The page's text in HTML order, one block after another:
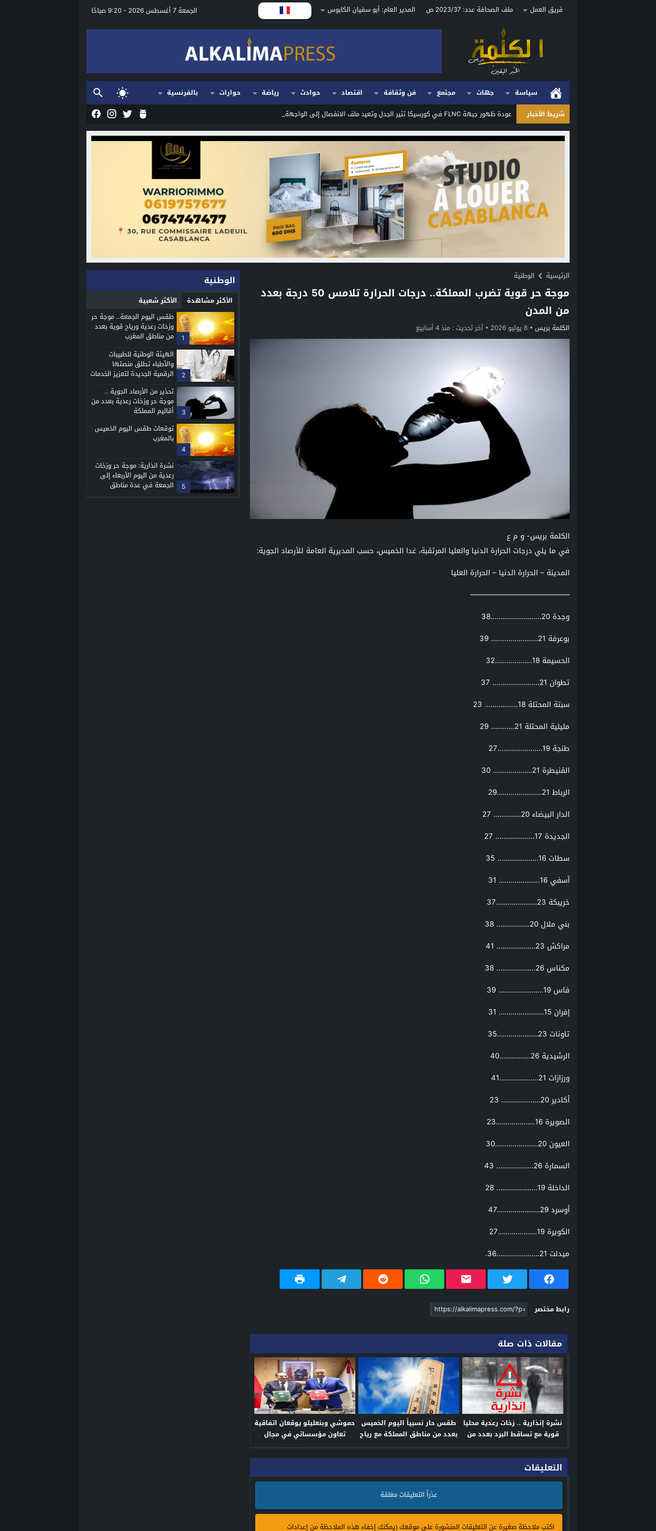
فريق العمل ملف الصحافة عدد: 2023/37 ص المدير العام: أبو سفيان الكابوس الجمعة 7 أغسطس 2026 - 9:20 صباحًا
سياسة جهات مجتمع فن وثقافة اقتصاد حوادث رياضة حوارات
بالفرنسية
شريط الأخبار
عودة ظهور جبهة FLNC في كورسيكا تثير الجدل وتعيد ملف الانفصال إلى الواجهة
Stop
Next
الرئيسية الوطنية
موجة حر قوية تضرب المملكة.. درجات الحرارة تلامس 50 درجة بعدد
من المدن
الكلمة بريس 8 يوليو 2026 آخر تحديث : منذ 4 أسابيع
الكلمة بريس- و م ع
في ما يلي درجات الحرارة الدنيا والعليا المرتقبة، غدا الخميس، حسب المديرية العامة للأرصاد الجوية:
المدينة – الحرارة الدنيا – الحرارة العليا
—————————————–
وجدة 20……………………..38
بوعرفة 21…………………… 39
الحسيمة 18……………….32
تطوان 21…………………… 37
سبتة المحتلة 18…………….. 23
مليلية المحتلة 21………… 29
طنجة 19…………………..27
القنيطرة 21……………….. 30
الرباط 21…………………..29
الدار البيضاء 20………….. 27
الجديدة 17……………….. 27
سطات 16………………… 35
آسفي 16………………… 31
خريبكة 23…………………37
بني ملال 20…………….. 38
مراكش 23……………….. 41
مكناس 26……………….. 38
فاس 19………………….. 39
إفران 15………………….. 31
تاونات 23…………………35
الرشيدية 26…………….40
ورزازات 21………………..41
أكادير 20……………….. 23
الصويرة 16………………..23
العيون 20………………….30
السمارة 26………………. 43
الداخلة 19………………… 28
أوسرد 29………………….47
الكويرة 19………………..27
ميدلت 21………………….36.
رابط مختصر
مقالات ذات صلة
نشرة إنذارية .. زخات رعدية محليا
قوية مع تساقط البرد بعدد من
طقس حار نسبياً اليوم الخميس
بعدد من مناطق المملكة مع رياح
حموشي وبنعليلو يوقعان اتفاقية
تعاون مؤسساتي في مجال
التعليقات
عذراً التعليقات مغلقة
اكتب ملاحظة صغيرة عن التعليقات المنشورة على موقعك (يمكنك إخفاء هذه الملاحظة من إعدادات
الوطنية
الأكثر مشاهدة الأكثر شعبية
1
طقس اليوم الجمعة.. موجة حر
وزخات رعدية ورياح قوية بعدد
من مناطق المغرب
2
الهيئة الوطنية للطبيبات
والأطباء تطلق منصتها
الرقمية الجديدة لتعزيز الخدمات
3
تحذير من الأرصاد الجوية ..
موجة حر وزخات رعدية بعدد من
أقاليم المملكة
4
توقعات طقس اليوم الخميس
بالمغرب
5
نشرة انذارية: موجة حر وزخات
رعدية من اليوم الأربعاء إلى
الجمعة في عدة مناطق